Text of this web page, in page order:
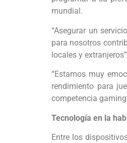
mundial.
“Asegurar un
para nosotros
locales y
“Estamos muy
rendimiento para
competencia
Tecnología en la
Entre los